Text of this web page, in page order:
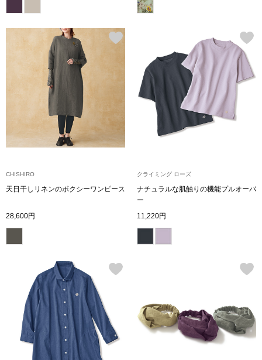
その他
財布／小物
財布／コイン
ウオッチ／
ネックレス
CHISHIRO
天日干しリネンのボクシーワンピース
28,600円
クライミング ローズ
ナチュラルな肌触りの機能プルオーバ
ー
11,220円